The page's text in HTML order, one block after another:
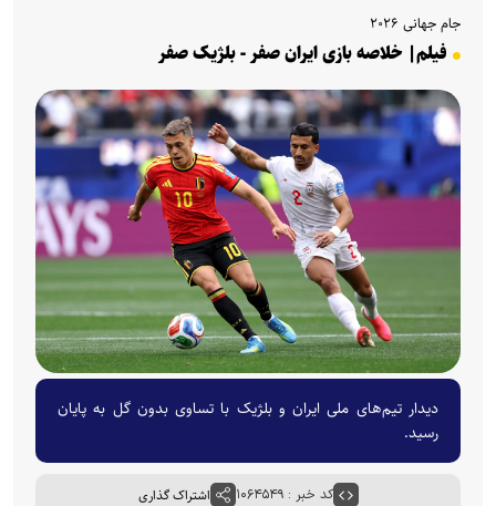
جام جهانی ۲۰۲۶
فیلم| خلاصه بازی ایران صفر - بلژیک صفر
دیدار تیم‌های ملی ایران و بلژیک با تساوی بدون گل به پایان
رسید.
کد خبر : ۱۰۶۴۵۴۹ اشتراک گذاری